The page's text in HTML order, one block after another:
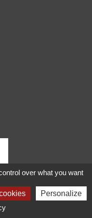
over what you want
Personalize